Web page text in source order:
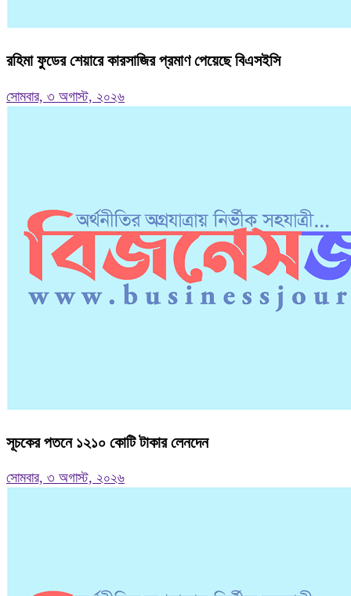
রহিমা ফুডের শেয়ারে কারসাজির প্রমাণ পেয়েছে বিএসইসি
সোমবার, ৩ অগাস্ট, ২০২৬
সূচকের পতনে ১২১০ কোটি টাকার লেনদেন
সোমবার, ৩ অগাস্ট, ২০২৬